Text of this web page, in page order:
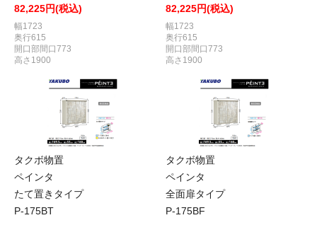
82,225円(税込)
幅1723
奥行615
開口部間口773
高さ1900
82,225円(税込)
幅1723
奥行615
開口部間口773
高さ1900
タクボ物置
ペインタ
たて置きタイプ
P-175BT
タクボ物置
ペインタ
全面扉タイプ
P-175BF